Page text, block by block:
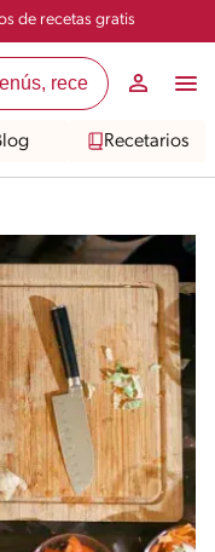
de recetas gratis
Recetarios